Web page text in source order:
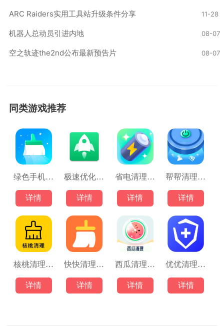
ARC Raiders实用工具站升级条件分享 11-28
机器人总动员引进内地 08-07
空之轨迹the2nd公布最新预告片 08-07
同类游戏推荐
绿色手机管家
详情
极速优化管家
详情
省电清理专家
详情
帮帮清理助手
详情
核桃清理工具
详情
快快清理大师
详情
西瓜清理大师
详情
优优清理手机管家
详情